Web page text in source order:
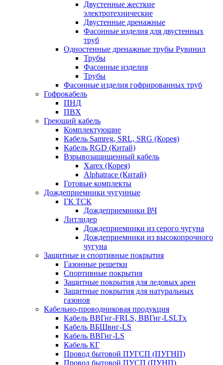
Двустенные жесткие
электротехнические
Двустенные дренажные
Фасонные изделия для двустенных
труб
Одностенные дренажные трубы Рувинил
Трубы
Фасонные изделия
Трубы
Фасонные изделия гофрированных труб
Гофрокабель
ПНД
ПВХ
Греющий кабель
Комплектующие
Кабель Samreg, SRL, SRG (Корея)
Кабель RGD (Китай)
Взрывозащищенный кабель
Xarex (Корея)
Alphatrace (Китай)
Готовые комплекты
Дождеприемники чугунные
ГК ТСК
Дождеприемники ВЧ
Литлидер
Дождеприемники из серого чугуна
Дождеприемники из высокопрочного
чугуна
Защитные и спортивные покрытия
Газонные решетки
Спортивные покрытия
Защитные покрытия для ледовых арен
Защитные покрытия для натуральных
газонов
Кабельно-проводниковая продукция
Кабель ВВГнг-FRLS, ВВГнг-LSLTx
Кабель ВБШвнг-LS
Кабель ВВГнг-LS
Кабель КГ
Провод бытовой ПУГСП (ПУГНП)
Провод бытовой ПУСП (ПУНП)